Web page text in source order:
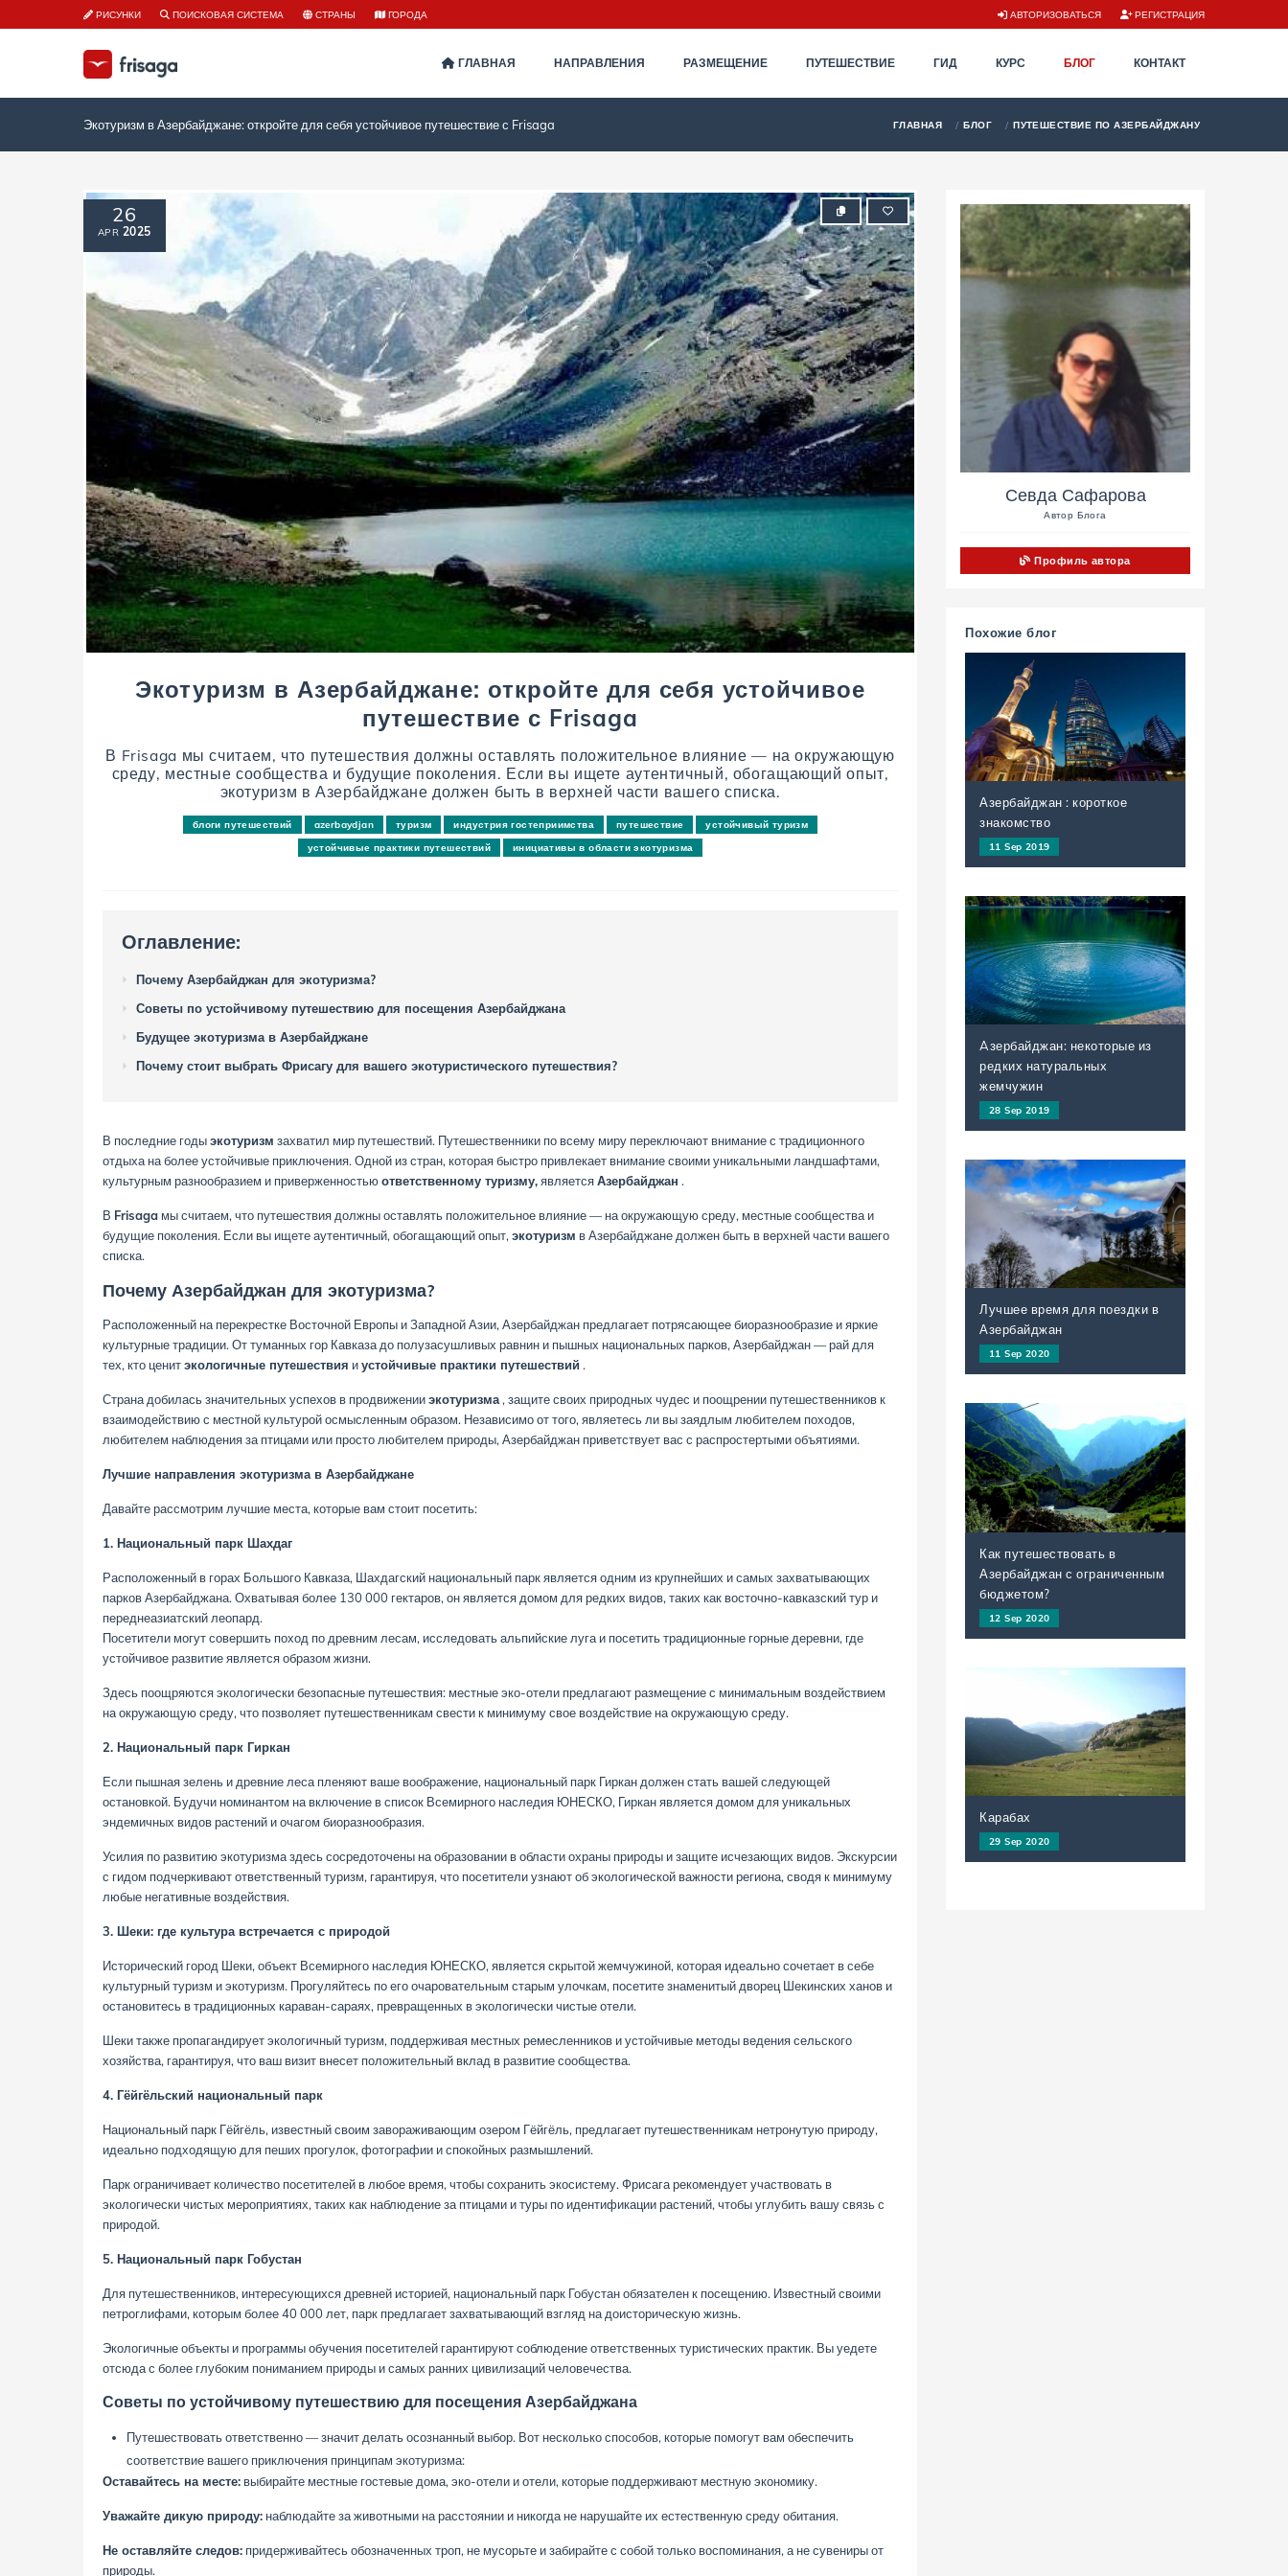
РИСУНКИ ПОИСКОВАЯ СИСТЕМА СТРАНЫ ГОРОДА АВТОРИЗОВАТЬСЯ РЕГИСТРАЦИЯ
ГЛАВНАЯ НАПРАВЛЕНИЯ РАЗМЕЩЕНИЕ ПУТЕШЕСТВИЕ ГИД КУРС БЛОГ КОНТАКТ
Экотуризм в Азербайджане: откройте для себя устойчивое путешествие с Frisaga ГЛАВНАЯ БЛОГ ПУТЕШЕСТВИЕ ПО АЗЕРБАЙДЖАНУ
Экотуризм в Азербайджане: откройте для себя устойчивое
путешествие с Frisaga
В Frisaga мы считаем, что путешествия должны оставлять положительное влияние — на окружающую
среду, местные сообщества и будущие поколения. Если вы ищете аутентичный, обогащающий опыт,
экотуризм в Азербайджане должен быть в верхней части вашего списка.
блоги путешествий azerbaydjan туризм индустрия гостеприимства путешествие
устойчивый туризм
устойчивые практики путешествий
инициативы в области экотуризма
Оглавление:
Почему Азербайджан для экотуризма?
Советы по устойчивому путешествию для посещения Азербайджана
Будущее экотуризма в Азербайджане
Почему стоит выбрать Фрисагу для вашего экотуристического путешествия?
В последние годыэкотуризм захватил мир путешествий. Путешественники по всему миру переключают внимание с традиционного
отдыха на более устойчивые приключения. Одной из стран, которая быстро привлекает внимание своими уникальными ландшафтами,
культурным разнообразием и приверженностьюответственному туризму,являетсяАзербайджан .
В Frisaga мы считаем, что путешествия должны оставлять положительное влияние — на окружающую среду, местные сообщества и
будущие поколения. Если вы ищете аутентичный, обогащающий опыт, экотуризм в Азербайджане должен быть в верхней части вашего
списка.
Почему Азербайджан для экотуризма?
Расположенный на перекрестке Восточной Европы и Западной Азии, Азербайджан предлагает потрясающее биоразнообразие и яркие
культурные традиции. От туманных гор Кавказа до полузасушливых равнин и пышных национальных парков, Азербайджан — рай для
тех, кто ценитэкологичные путешествия иустойчивые практики путешествий .
Страна добилась значительных успехов в продвиженииэкотуризма , защите своих природных чудес и поощрении путешественников к
взаимодействию с местной культурой осмысленным образом. Независимо от того, являетесь ли вы заядлым любителем походов,
любителем наблюдения за птицами или просто любителем природы, Азербайджан приветствует вас с распростертыми объятиями.
Лучшие направления экотуризма в Азербайджане
Давайте рассмотрим лучшие места, которые вам стоит посетить:
1. Национальный парк Шахдаг
Расположенный в горах Большого Кавказа, Шахдагский национальный парк является одним из крупнейших и самых захватывающих
парков Азербайджана. Охватывая более 130 000 гектаров, он является домом для редких видов, таких как восточно-кавказский тур и
переднеазиатский леопард.
Посетители могут совершить поход по древним лесам, исследовать альпийские луга и посетить традиционные горные деревни, где
устойчивое развитие является образом жизни.
Здесь поощряются экологически безопасные путешествия: местные эко-отели предлагают размещение с минимальным воздействием
на окружающую среду, что позволяет путешественникам свести к минимуму свое воздействие на окружающую среду.
2. Национальный парк Гиркан
Если пышная зелень и древние леса пленяют ваше воображение, национальный парк Гиркан должен стать вашей следующей
остановкой. Будучи номинантом на включение в список Всемирного наследия ЮНЕСКО, Гиркан является домом для уникальных
эндемичных видов растений и очагом биоразнообразия.
Усилия по развитию экотуризма здесь сосредоточены на образовании в области охраны природы и защите исчезающих видов. Экскурсии
с гидом подчеркивают ответственный туризм, гарантируя, что посетители узнают об экологической важности региона, сводя к минимуму
любые негативные воздействия.
3. Шеки: где культура встречается с природой
Исторический город Шеки, объект Всемирного наследия ЮНЕСКО, является скрытой жемчужиной, которая идеально сочетает в себе
культурный туризм и экотуризм. Прогуляйтесь по его очаровательным старым улочкам, посетите знаменитый дворец Шекинских ханов и
остановитесь в традиционных караван-сараях, превращенных в экологически чистые отели.
Шеки также пропагандирует экологичный туризм, поддерживая местных ремесленников и устойчивые методы ведения сельского
хозяйства, гарантируя, что ваш визит внесет положительный вклад в развитие сообщества.
4. Гёйгёльский национальный парк
Национальный парк Гёйгёль, известный своим завораживающим озером Гёйгёль, предлагает путешественникам нетронутую природу,
идеально подходящую для пеших прогулок, фотографии и спокойных размышлений.
Парк ограничивает количество посетителей в любое время, чтобы сохранить экосистему. Фрисага рекомендует участвовать в
экологически чистых мероприятиях, таких как наблюдение за птицами и туры по идентификации растений, чтобы углубить вашу связь с
природой.
5. Национальный парк Гобустан
Для путешественников, интересующихся древней историей, национальный парк Гобустан обязателен к посещению. Известный своими
петроглифами, которым более 40 000 лет, парк предлагает захватывающий взгляд на доисторическую жизнь.
Экологичные объекты и программы обучения посетителей гарантируют соблюдение ответственных туристических практик. Вы уедете
отсюда с более глубоким пониманием природы и самых ранних цивилизаций человечества.
Советы по устойчивому путешествию для посещения Азербайджана
Путешествовать ответственно — значит делать осознанный выбор. Вот несколько способов, которые помогут вам обеспечить
соответствие вашего приключения принципам экотуризма:
Оставайтесь на месте: выбирайте местные гостевые дома, эко-отели и отели, которые поддерживают местную экономику.
Уважайте дикую природу: наблюдайте за животными на расстоянии и никогда не нарушайте их естественную среду обитания.
Не оставляйте следов: придерживайтесь обозначенных троп, не мусорьте и забирайте с собой только воспоминания, а не сувениры от
природы.
26
APR 2025
Севда Сафарова
Автор Блога
Профиль автора
Похожие блог
Азербайджан : короткое
знакомство
11 Sep 2019
Aзербайджан: некоторые из
редких натуральных
жемчужин
28 Sep 2019
Лучшее время для поездки в
Азербайджан
11 Sep 2020
Как путешествовать в
Азербайджан с ограниченным
бюджетом?
12 Sep 2020
Карабах
29 Sep 2020